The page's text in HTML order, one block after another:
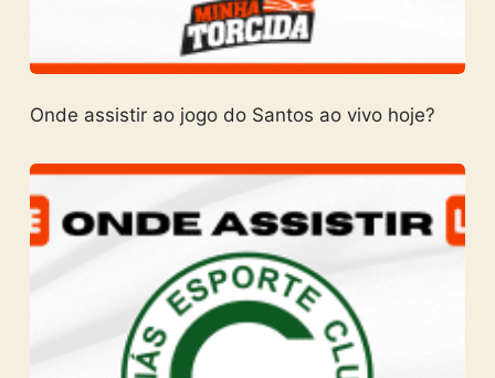
Onde assistir ao jogo do Santos ao vivo hoje?